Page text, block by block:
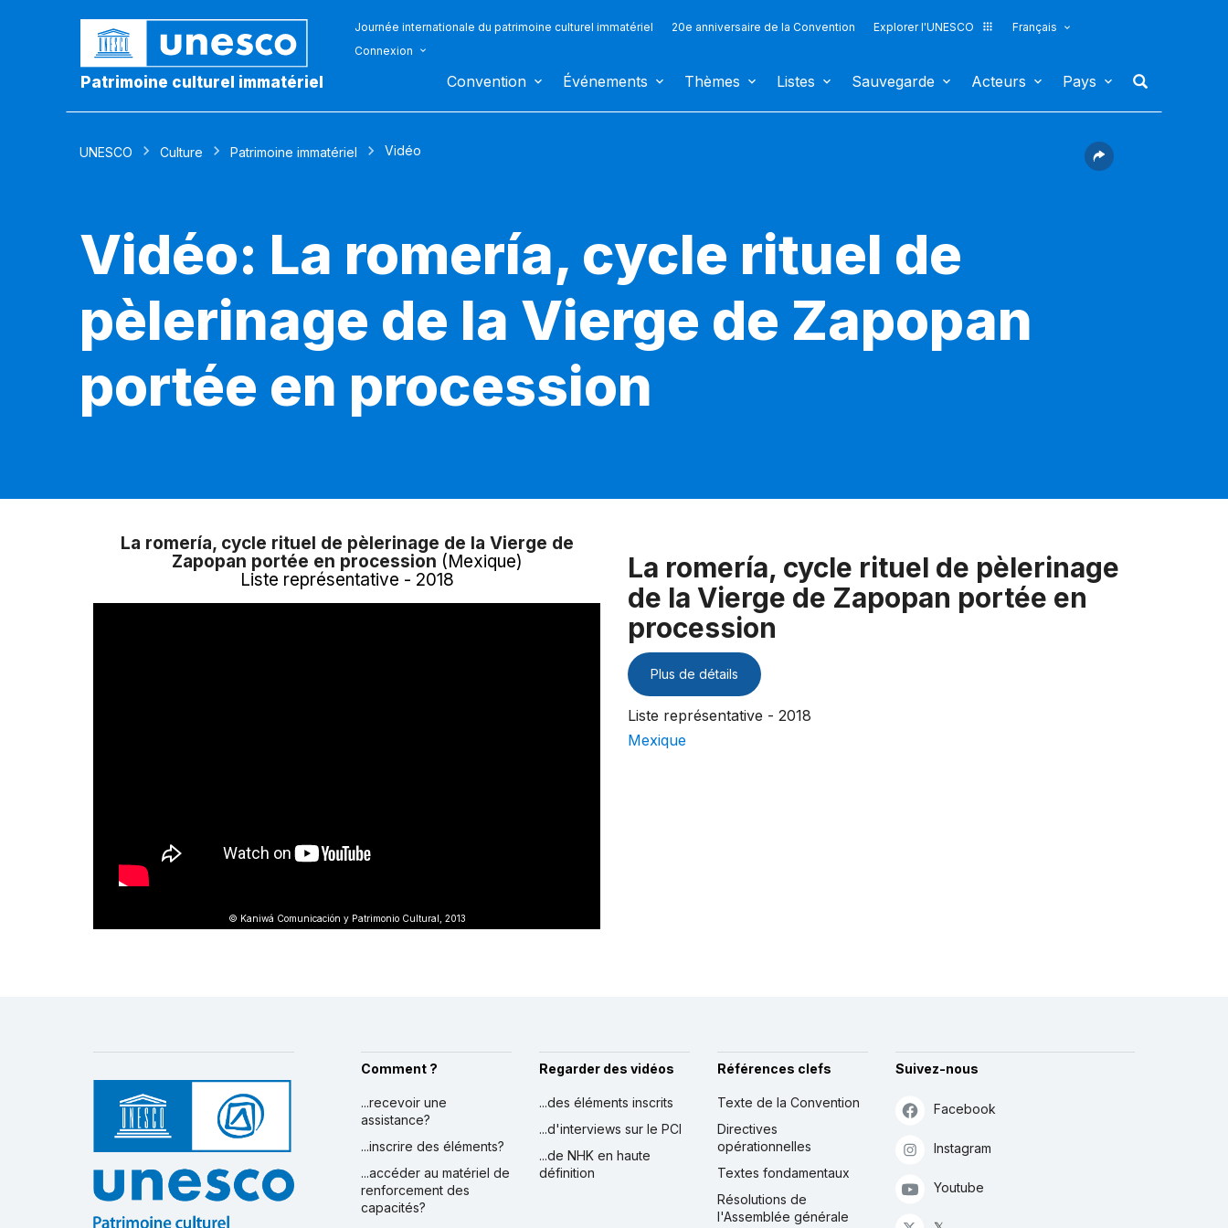
Patrimoine culturel immatériel
Journée internationale du patrimoine culturel immatériel 20e anniversaire de la Convention Explorer l'UNESCO
Français
Connexion
Convention Événements Thèmes Listes Sauvegarde Acteurs Pays
UNESCO Culture Patrimoine immatériel Vidéo
Vidéo: La romería, cycle rituel de
pèlerinage de la Vierge de Zapopan
portée en procession
La romería, cycle rituel de pèlerinage de la Vierge de
Zapopan portée en procession (Mexique)
Liste représentative - 2018
© Kaniwá Comunicación y Patrimonio Cultural, 2013
La romería, cycle rituel de pèlerinage
de la Vierge de Zapopan portée en
procession
Plus de détails
Liste représentative - 2018
Mexique
Comment ?
...recevoir une
assistance?
...inscrire des éléments?
...accéder au matériel de
renforcement des
capacités?
Regarder des vidéos
...des éléments inscrits
...d'interviews sur le PCI
...de NHK en haute
définition
Références clefs
Texte de la Convention
Directives
opérationnelles
Textes fondamentaux
Résolutions de
l'Assemblée générale
Suivez-nous
Facebook
Instagram
Youtube